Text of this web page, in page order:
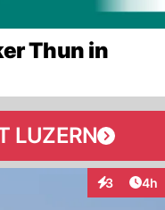
Thun in
LUZERN
3 4h